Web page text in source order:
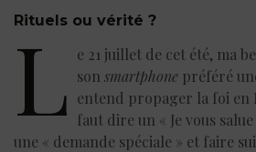
Rituels ou vérité ?
L e 21 juillet de cet été, ma
son smartphone préféré
entend propager la foi en
faut dire un « Je vous
une « demande spéciale » et faire